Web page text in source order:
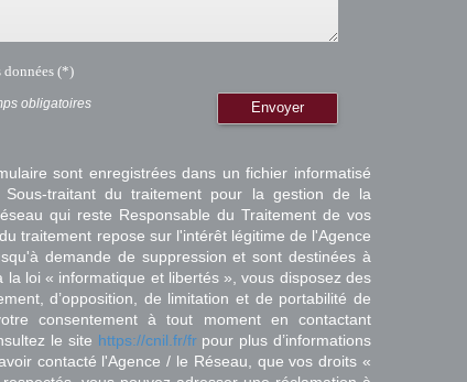
données (*)
Envoyer
obligatoires
sont enregistrées dans un fichier informatisé
traitant du traitement pour la gestion de la
qui reste Responsable du Traitement de vos
traitement repose sur l'intérêt légitime de l'Agence
demande de suppression et sont destinées à
loi « informatique et libertés », vous disposez des
d’opposition, de limitation et de portabilité de
consentement à tout moment en contactant
le site https://cnil.fr/frpour plus d’informations
contacté l'Agence / le Réseau, que vos droits «